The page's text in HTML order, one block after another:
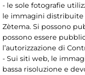
- le sole fotografie
le immagini distribuite
Zètema. Si possono
possono essere
l’autorizzazione di
- Sui siti web, le
bassa risoluzione e